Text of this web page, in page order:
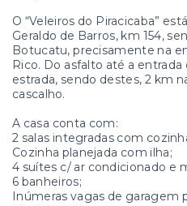
O “Veleiros do Piracicaba”
Geraldo de Barros, km 154,
Botucatu, precisamente na
Rico. Do asfalto até a
estrada, sendo destes, 2 km
cascalho.
A casa conta com:
2 salas integradas com
Cozinha planejada com ilha;
4 suítes c/ ar condicionado e
6 banheiros;
Inúmeras vagas de garagem